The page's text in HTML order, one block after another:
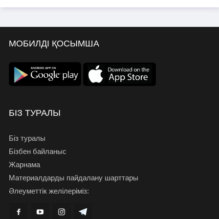
МОБИЛДІ ҚОСЫМША
БІЗ ТУРАЛЫ
Біз туралы
Бізбен байланыс
Жарнама
Материалдарды пайдалану шарттары
Әлеуметтік желілеріміз: